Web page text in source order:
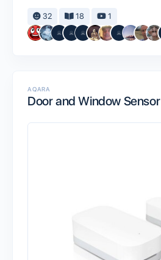
32 18 1
AQARA
Door and Window Sensor